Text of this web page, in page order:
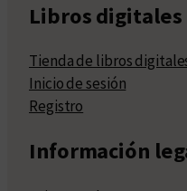
Libros digitales
Tienda de libros
Inicio de sesión
Registro
Información